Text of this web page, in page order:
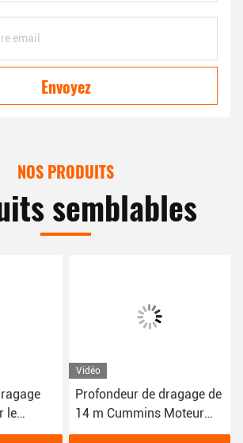
Envoyez
NOS PRODUITS
semblables
le
avec
Vidéo
Profondeur de dragage de
14 m Cummins Moteur
marin Moteur diesel Petite